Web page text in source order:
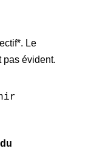
Le
pas évident.